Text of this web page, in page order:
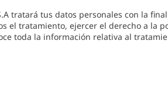
tratará tus datos personales con la
el tratamiento, ejercer el derecho a la
toda la información relativa al